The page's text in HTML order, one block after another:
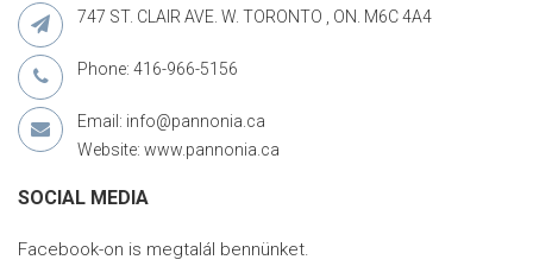
747 ST. CLAIR AVE. W. TORONTO , ON. M6C 4A4
Phone: 416-966-5156
Email: info@pannonia.ca
Website: www.pannonia.ca
SOCIAL MEDIA
Facebook-on is megtalál bennünket.